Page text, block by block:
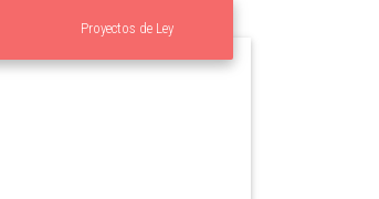
Proyectos de Ley